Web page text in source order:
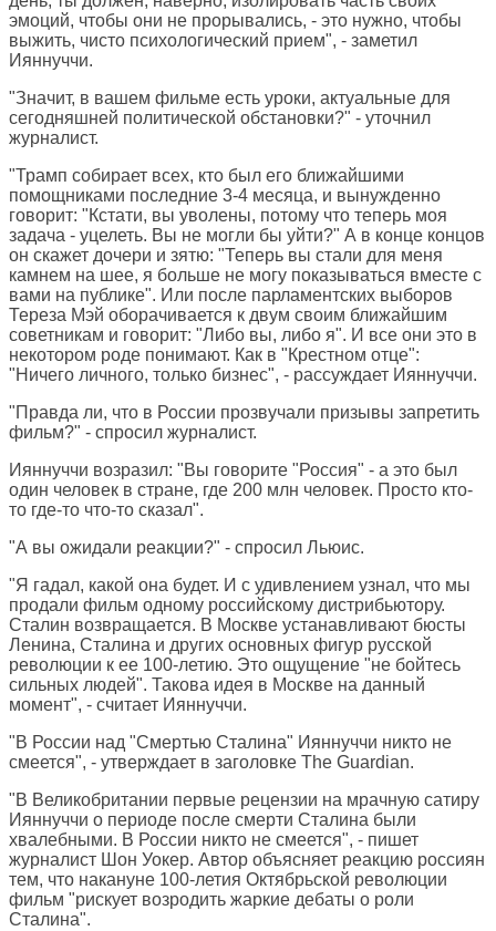
эмоций, чтобы они не прорывались, - это нужно, чтобы
выжить, чисто психологический прием", - заметил
Ияннуччи.
"Значит, в вашем фильме есть уроки, актуальные для
сегодняшней политической обстановки?" - уточнил
журналист.
"Трамп собирает всех, кто был его ближайшими
помощниками последние 3-4 месяца, и вынужденно
говорит: "Кстати, вы уволены, потому что теперь моя
задача - уцелеть. Вы не могли бы уйти?" А в конце концов
он скажет дочери и зятю: "Теперь вы стали для меня
камнем на шее, я больше не могу показываться вместе с
вами на публике". Или после парламентских выборов
Тереза Мэй оборачивается к двум своим ближайшим
советникам и говорит: "Либо вы, либо я". И все они это в
некотором роде понимают. Как в "Крестном отце":
"Ничего личного, только бизнес", - рассуждает Ияннуччи.
"Правда ли, что в России прозвучали призывы запретить
фильм?" - спросил журналист.
Ияннуччи возразил: "Вы говорите "Россия" - а это был
один человек в стране, где 200 млн человек. Просто кто-
то где-то что-то сказал".
"А вы ожидали реакции?" - спросил Льюис.
"Я гадал, какой она будет. И с удивлением узнал, что мы
продали фильм одному российскому дистрибьютору.
Сталин возвращается. В Москве устанавливают бюсты
Ленина, Сталина и других основных фигур русской
революции к ее 100-летию. Это ощущение "не бойтесь
сильных людей". Такова идея в Москве на данный
момент", - считает Ияннуччи.
"В России над "Смертью Сталина" Ияннуччи никто не
смеется", - утверждает в заголовке The Guardian.
"В Великобритании первые рецензии на мрачную сатиру
Ияннуччи о периоде после смерти Сталина были
хвалебными. В России никто не смеется", - пишет
журналист Шон Уокер. Автор объясняет реакцию россиян
тем, что накануне 100-летия Октябрьской революции
фильм "рискует возродить жаркие дебаты о роли
Сталина".